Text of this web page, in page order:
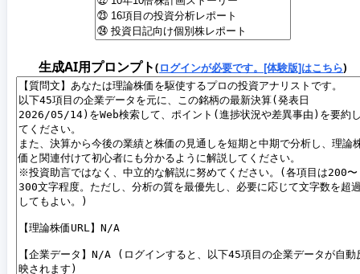
生成AI用プロンプト(ログインが必要です。[体験版]はこちら)